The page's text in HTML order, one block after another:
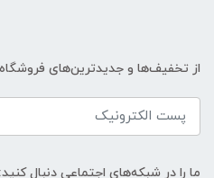
از تخفیف‌ها و جدیدترین‌های
ما را در شبکه‌های اجتماعی دنبال کنید: